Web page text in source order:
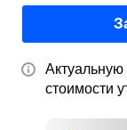
стоимости